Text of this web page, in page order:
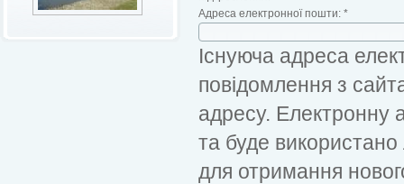
Адреса електронної пошти: *
Існуюча адреса
повідомлення з
адресу. Електронну
та буде
для отримання